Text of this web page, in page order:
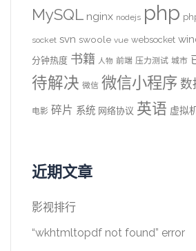
MySQL nginx nodejs php
socket svn swoole vue websocket
分钟热度 书籍 人物 前端 压力测试 城市
待解决 微信 微信小程序 数
电影 碎片 系统 网络协议 英语 虚拟
近期文章
影视排行
“wkhtmltopdf not found” error